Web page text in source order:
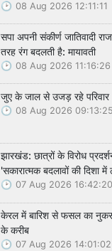
08 Aug 2026 12:11:11
सपा अपनी संकीर्ण जातिवादी
तरह रंग बदलती है: मायावती
08 Aug 2026 11:16:26
जुए के जाल से उजड़ रहे परिवार
08 Aug 2026 09:13:25
झारखंड: छात्रों के विरोध
'सकारात्मक बदलावों की दिशा
07 Aug 2026 16:42:20
केरल में बारिश से फसल का
के करीब
07 Aug 2026 14:01:02